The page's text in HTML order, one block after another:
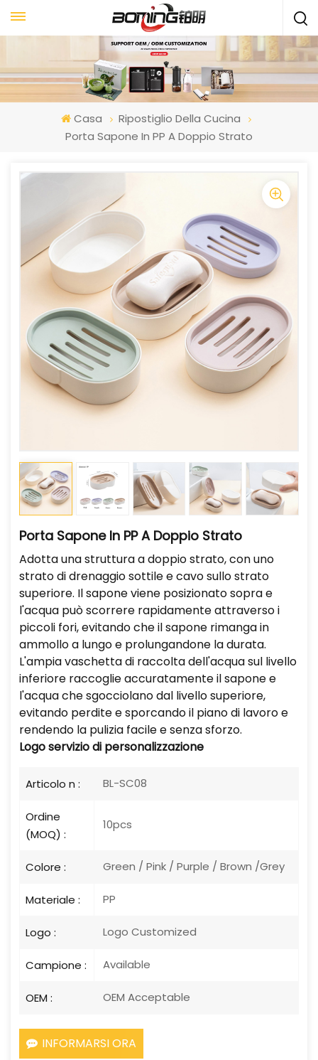
Casa
Ripostiglio Della Cucina
Porta Sapone In PP A Doppio Strato
Porta Sapone In PP A Doppio Strato
Adotta una struttura a doppio strato, con uno
strato di drenaggio sottile e cavo sullo strato
superiore. Il sapone viene posizionato sopra e
l'acqua può scorrere rapidamente attraverso i
piccoli fori, evitando che il sapone rimanga in
ammollo a lungo e prolungandone la durata.
L'ampia vaschetta di raccolta dell'acqua sul livello
inferiore raccoglie accuratamente il sapone e
l'acqua che sgocciolano dal livello superiore,
evitando perdite e sporcando il piano di lavoro e
rendendo la pulizia facile e senza sforzo.
Logoservizio di personalizzazione
Articolo n : BL-SC08
Ordine
(MOQ) :
10pcs
Colore : Green / Pink / Purple / Brown /Grey
Materiale : PP
Logo : Logo Customized
Campione : Available
OEM : OEM Acceptable
INFORMARSI ORA